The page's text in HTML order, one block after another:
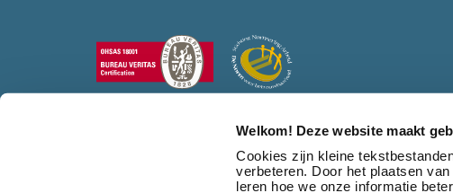
Welkom! Deze website maakt
Cookies zijn kleine
verbeteren. Door het plaatsen
leren hoe we onze informatie